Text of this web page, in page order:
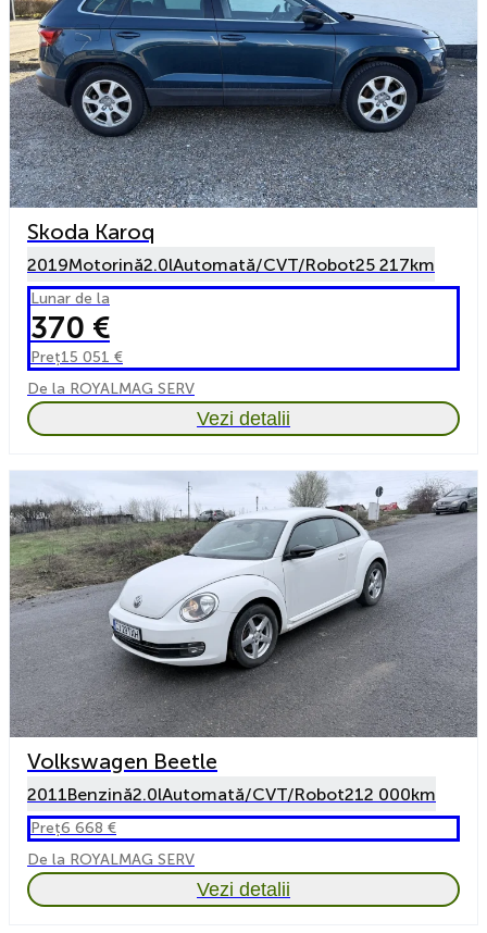
Skoda Karoq
2019Motorină2.0lAutomată/CVT/Robot25 217km
Lunar de la
370 €
Preț15 051 €
De la ROYALMAG SERV
Vezi detalii
Volkswagen Beetle
2011Benzină2.0lAutomată/CVT/Robot212 000km
Preț6 668 €
De la ROYALMAG SERV
Vezi detalii